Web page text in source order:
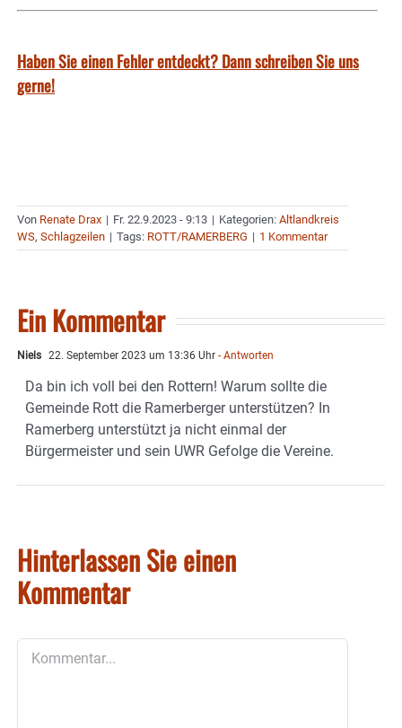
Haben Sie einen Fehler entdeckt? Dann schreiben Sie uns
gerne!
Von Renate Drax | Fr. 22.9.2023 - 9:13 | Kategorien: Altlandkreis
WS, Schlagzeilen | Tags: ROTT/RAMERBERG | 1 Kommentar
Ein Kommentar
Niels 22. September 2023 um 13:36 Uhr - Antworten
Da bin ich voll bei den Rottern! Warum sollte die
Gemeinde Rott die Ramerberger unterstützen? In
Ramerberg unterstützt ja nicht einmal der
Bürgermeister und sein UWR Gefolge die Vereine.
Hinterlassen Sie einen
Kommentar